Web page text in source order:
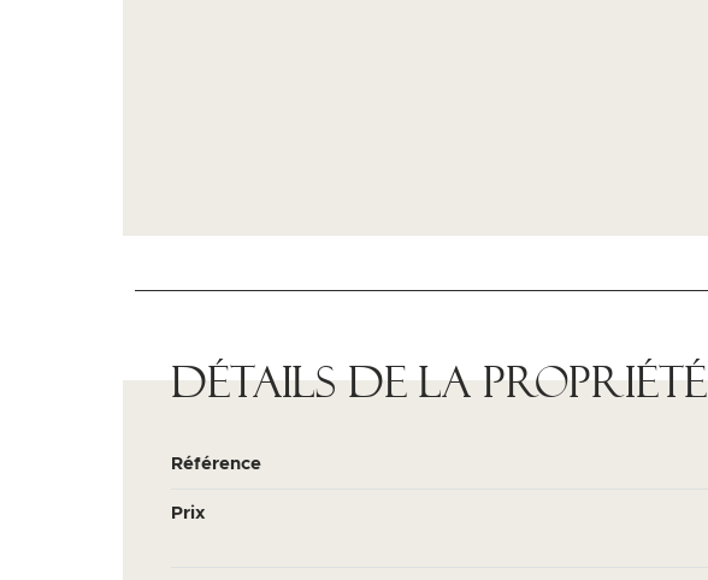
Détails de la propriété
Référence
Prix